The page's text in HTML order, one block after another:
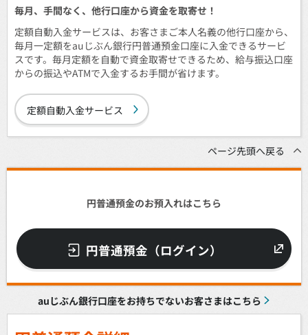
毎月、手間なく、他行口座から資金を取寄せ！
定額自動入金サービスは、お客さまご本人名義の他行口座から、
毎月一定額をauじぶん銀行円普通預金口座に入金できるサービ
スです。毎月定額を自動で資金取寄せできるため、給与振込口座
からの振込やATMで入金するお手間が省けます。
定額自動入金サービス
ページ先頭へ戻る
円普通預金のお預入れはこちら
円普通預金（ログイン）
auじぶん銀行口座をお持ちでないお客さまはこちら